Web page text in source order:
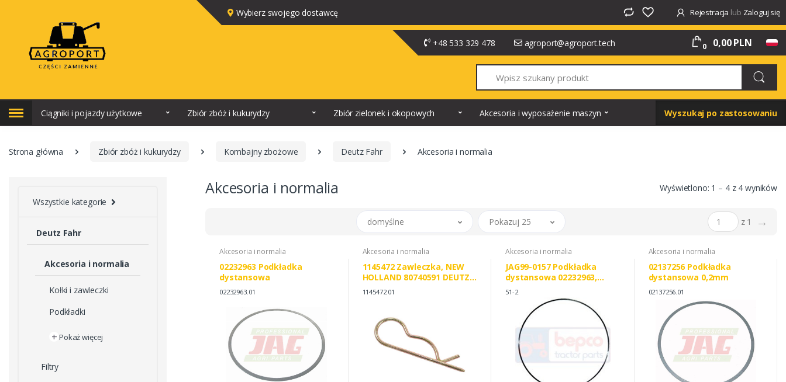
Wybierz swojego dostawcę Rejestracja lub Zaloguj się
+48 533 329 478 agroport@agroport.tech 0 0,00 PLN
Ciągniki i pojazdy użytkowe Zbiór zbóż i kukurydzy Zbiór zielonek i okopowych Akcesoria i wyposażenie maszyn Wyszukaj po zastosowaniu
Strona główna Zbiór zbóż i kukurydzy Kombajny zbożowe Deutz Fahr Akcesoria i normalia
Wszystkie kategorie
Deutz Fahr
Akcesoria i normalia
Kołki i zawleczki
Podkładki
+ Pokaż więcej
Filtry
Akcesoria i normalia Wyświetlono: 1 – 4 z 4 wyników
domyślne Pokazuj 25 z 1 →
Akcesoria i normalia
02232963 Podkładka
dystansowa
02232963.01
Akcesoria i normalia
1145472 Zawleczka, NEW
HOLLAND 80740591 DEUTZ
FAHR 1145472
1145472.01
Akcesoria i normalia
JAG99-0157 Podkładka
dystansowa 02232963,
DEUTZ FAHR 02232963
04231432
51-2
Akcesoria i normalia
02137256 Podkładka
dystansowa 0,2mm
02137256.01